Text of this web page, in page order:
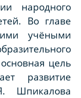
народного
Во главе
учёными
цель
развитие
Шпикалова